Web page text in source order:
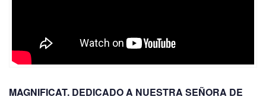
MAGNIFICAT. DEDICADO A NUESTRA SEÑORA DE